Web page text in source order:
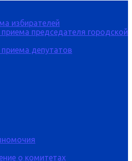
избирателей
приема председателя городской
приема депутатов
о комитетах